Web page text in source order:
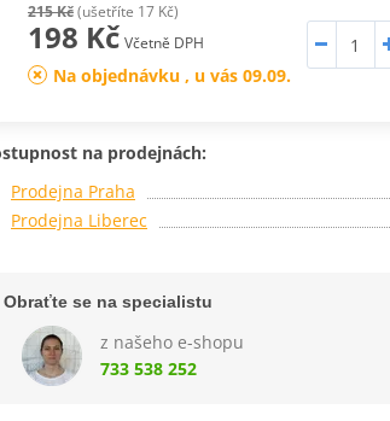
215 Kč(ušetříte 17 Kč)
198 Kč Včetně DPH
Na objednávku , u vás 09.09.
na prodejnách:
Prodejna Praha
Prodejna Liberec
Obraťte se na specialistu
z našeho e-shopu
733 538 252